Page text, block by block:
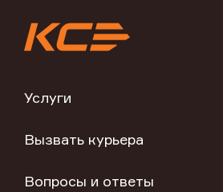
Услуги
Вызвать курьера
Вопросы и ответы